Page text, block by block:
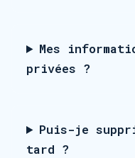
Mes
privées ?
Puis-je
tard ?